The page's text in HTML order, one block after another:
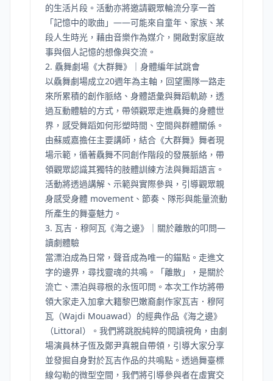
的生活片段。活動亦將邀請觀眾輪流分享一首
「記憶中的歌曲」——可能來自童年、家族、某
段人生時光，藉由音樂作為媒介，開啟對家庭故
事與個人記憶的想像與交流。
2. 驫舞劇場《大群舞》｜身體編年試跳會
以驫舞劇場成立20週年為主軸，回望團隊一路走
來所累積的創作脈絡、身體語彙與舞蹈軌跡，透
過互動體驗的方式，帶領觀眾走進驫舞的身體世
界，感受舞蹈如何形塑時間、空間與群體關係。
由蘇威嘉擔任主要講師，結合《大群舞》舞者現
場示範，循著驫舞不同創作階段的發展脈絡，帶
領觀眾認識其獨特的肢體訓練方法與舞蹈語言。
活動將透過講解、示範與實際參與，引導觀眾親
身感受身體 movement、節奏、隊形與能量流動
所產生的舞臺魅力。
3. 瓦吉．穆阿瓦《海之邊》｜關於離散的叩問—
讀劇體驗
當漂泊成為日常，聲音成為唯一的錨點。走進文
字的邊界，尋找靈魂的共鳴。「離散」，是關於
流亡、漂泊與尋根的永恆叩問。本次工作坊將帶
領大家走入加拿大籍黎巴嫩裔劇作家瓦吉．穆阿
瓦（Wajdi Mouawad）的經典作品《海之邊》
（Littoral）。我們將跳脫純粹的閱讀視角，由劇
場演員林子恆及鄭尹真親自帶領，引導大家分享
並發掘自身對於瓦吉作品的共鳴點。透過舞臺標
線勾勒的微型空間，我們將引導參與者在虛實交